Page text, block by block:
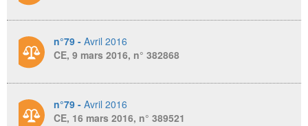
n°79 - Avril 2016
CE, 9 mars 2016, n° 382868
n°79 - Avril 2016
CE, 16 mars 2016, n° 389521